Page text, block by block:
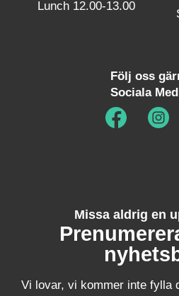
Lunch 12.00-13.00
Följ oss
Sociala
Missa aldrig en
Vi lovar, vi kommer inte fylla